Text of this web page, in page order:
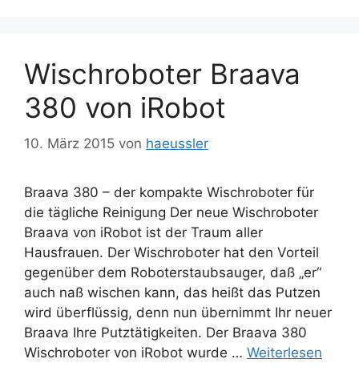
Wischroboter Braava
380 von iRobot
10. März 2015 von haeussler
Braava 380 – der kompakte Wischroboter für
die tägliche Reinigung Der neue Wischroboter
Braava von iRobot ist der Traum aller
Hausfrauen. Der Wischroboter hat den Vorteil
gegenüber dem Roboterstaubsauger, daß „er“
auch naß wischen kann, das heißt das Putzen
wird überflüssig, denn nun übernimmt Ihr neuer
Braava Ihre Putztätigkeiten. Der Braava 380
Wischroboter von iRobot wurde … Weiterlesen